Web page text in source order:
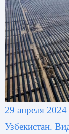
29 апреля 2024
Узбекистан.